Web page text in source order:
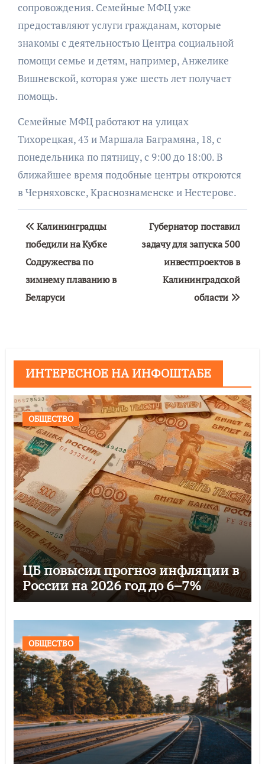
сопровождения. Семейные МФЦ уже
предоставляют услуги гражданам, которые
знакомы с деятельностью Центра социальной
помощи семье и детям, например, Анжелике
Вишневской, которая уже шесть лет получает
помощь.
Семейные МФЦ работают на улицах
Тихорецкая, 43 и Маршала Баграмяна, 18, с
понедельника по пятницу, с 9:00 до 18:00. В
ближайшее время подобные центры откроются
в Черняховске, Краснознаменске и Нестерове.
Навигация
по
записям
Калининградцы
победили на Кубке
Содружества по
зимнему плаванию в
Беларуси
Губернатор поставил
задачу для запуска 500
инвестпроектов в
Калининградской
области
ИНТЕРЕСНОЕ НА ИНФОШТАБЕ
ОБЩЕСТВО
ЦБ повысил прогноз инфляции в
России на 2026 год до 6–7%
ОБЩЕСТВО